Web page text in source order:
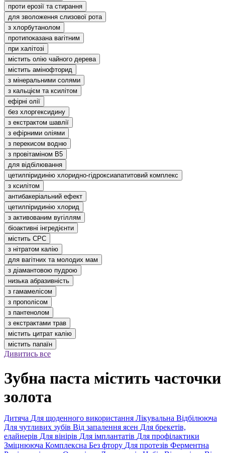
проти ерозії та стирання
для зволоження слизової рота
з хлорбутанолом
протипоказана вагітним
при халітозі
містить олію чайного дерева
містить амінофторид
з мінеральними солями
з кальцієм та ксилітом
ефірні олії
без хлоргексидину
з екстрактом шавлії
з ефірними оліями
з перекисом водню
з провітаміном В5
для відбілювання
цетилпіридинію хлоридно-гідроксиапатитовий комплекс
з ксилітом
антибакеріальний ефект
цетилпіридинію хлорид
з активованим вугіллям
біоактивні інгредієнти
містить CPC
з нітратом калію
для вагітних та молодих мам
з діамантовою пудрою
низька абразивність
з гамамелісом
з прополісом
з пантенолом
з екстрактами трав
містить цитрат калію
містить папаїн
Дивитись все
Зубна паста містить часточки
золота
Дитяча Для щоденного використання Лікувальна Відбілююча
Для чутливих зубів Від запалення ясен Для брекетів,
елайнерів Для вінірів Для імплантатів Для профілактики
Зміцнююча Комплексна Без фтору Для протезів Ферментна